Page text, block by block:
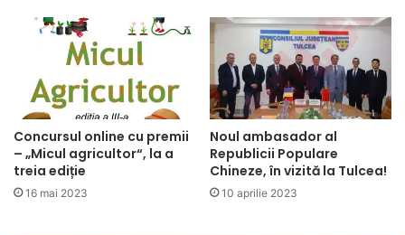
Concursul online cu premii
– „Micul agricultor“, la a
treia ediție
16 mai 2023
Noul ambasador al
Republicii Populare
Chineze, în vizită la Tulcea!
10 aprilie 2023